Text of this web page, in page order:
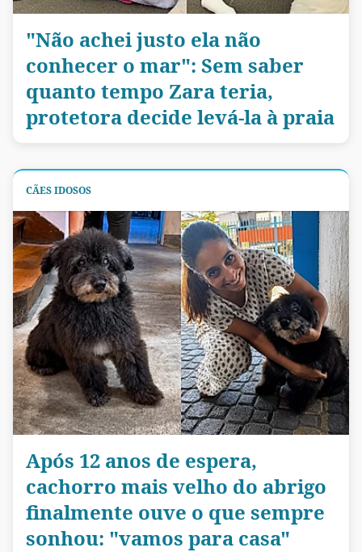
"Não achei justo ela não
conhecer o mar": Sem saber
quanto tempo Zara teria,
protetora decide levá-la à praia
CÃES IDOSOS
Após 12 anos de espera,
cachorro mais velho do abrigo
finalmente ouve o que sempre
sonhou: "vamos para casa"